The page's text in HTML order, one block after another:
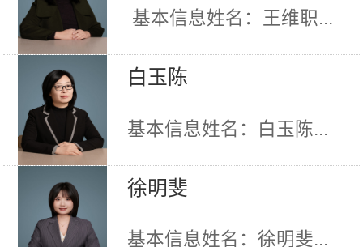
基本信息姓名：王维职...
白玉陈
基本信息姓名：白玉陈...
徐明斐
基本信息姓名：徐明斐...